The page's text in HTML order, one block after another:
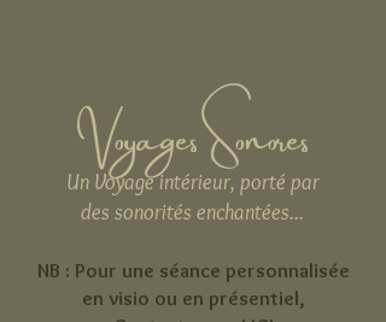
Voyages Sonores
Un Voyage intérieur, porté par
des sonorités enchantées...
NB : Pour une séance personnalisée
en visio ou en présentiel,